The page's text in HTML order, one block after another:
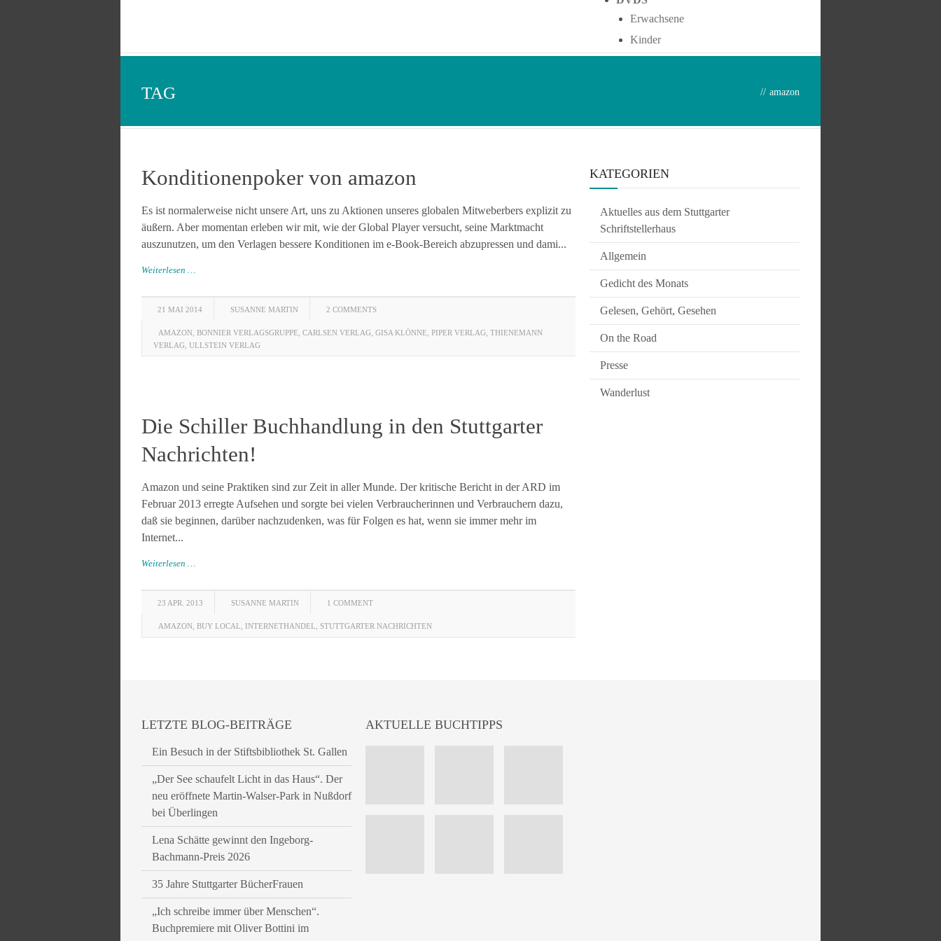
Erwachsene
Kinder
TAG // amazon
Konditionenpoker von amazon
Es ist normalerweise nicht unsere Art, uns zu Aktionen unseres globalen Mitweberbers explizit zu
äußern. Aber momentan erleben wir mit, wie der Global Player versucht, seine Marktmacht
auszunutzen, um den Verlagen bessere Konditionen im e-Book-Bereich abzupressen und dami...
Weiterlesen …
21 MAI 2014 SUSANNE MARTIN 2 COMMENTS
AMAZON BONNIER VERLAGSGRUPPE CARLSEN VERLAG GISA KLÖNNE PIPER VERLAG THIENEMANN
VERLAG ULLSTEIN VERLAG
Die Schiller Buchhandlung in den Stuttgarter
Nachrichten!
Amazon und seine Praktiken sind zur Zeit in aller Munde. Der kritische Bericht in der ARD im
Februar 2013 erregte Aufsehen und sorgte bei vielen Verbraucherinnen und Verbrauchern dazu,
daß sie beginnen, darüber nachzudenken, was für Folgen es hat, wenn sie immer mehr im
Internet...
Weiterlesen …
23 APR. 2013 SUSANNE MARTIN 1 COMMENT
AMAZON BUY LOCAL INTERNETHANDEL STUTTGARTER NACHRICHTEN
KATEGORIEN
Aktuelles aus dem Stuttgarter
Schriftstellerhaus
Allgemein
Gedicht des Monats
Gelesen, Gehört, Gesehen
On the Road
Presse
Wanderlust
LETZTE BLOG-BEITRÄGE
Ein Besuch in der Stiftsbibliothek St. Gallen
„Der See schaufelt Licht in das Haus“. Der
neu eröffnete Martin-Walser-Park in Nußdorf
bei Überlingen
Lena Schätte gewinnt den Ingeborg-
Bachmann-Preis 2026
35 Jahre Stuttgarter BücherFrauen
„Ich schreibe immer über Menschen“.
Buchpremiere mit Oliver Bottini im
AKTUELLE BUCHTIPPS